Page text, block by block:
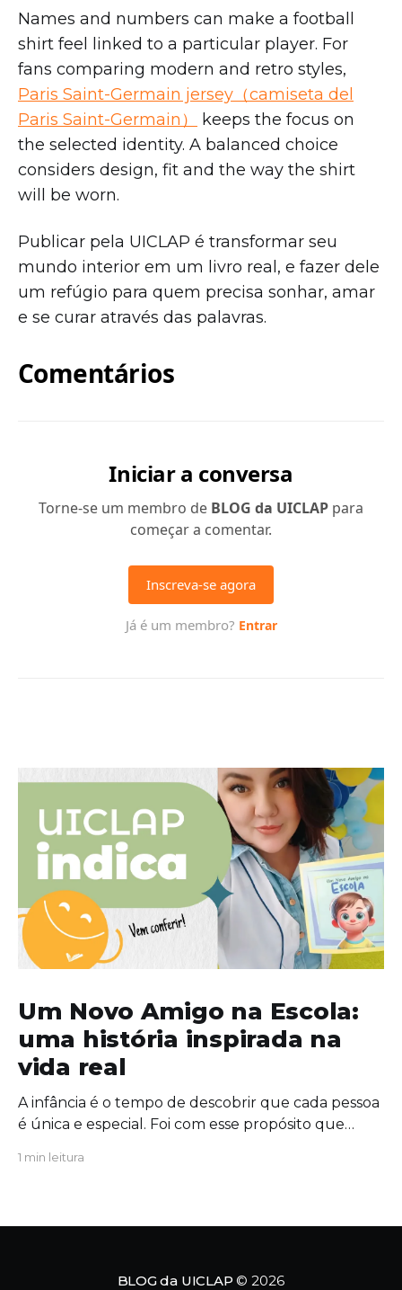
Names and numbers can make a football
shirt feel linked to a particular player. For
fans comparing modern and retro styles,
Paris Saint-Germain jersey（camiseta del
Paris Saint-Germain）
keeps the focus on
the selected identity. A balanced choice
considers design, fit and the way the shirt
will be worn.
Publicar pela UICLAP é transformar seu
mundo interior em um livro real, e fazer dele
um refúgio para quem precisa sonhar, amar
e se curar através das palavras.
Um Novo Amigo na Escola:
uma história inspirada na
vida real
A infância é o tempo de descobrir que cada pessoa
é única e especial. Foi com esse propósito que
convida crianças, famílias e educadores a
Tavinho,
1 min leitura
BLOG da UICLAP © 2026